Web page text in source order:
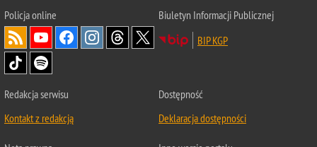
Policjaonline
Biuletyn Informacji Publicznej
BIP KGP
Redakcja serwisu
Kontakt z redakcją
Dostępność
Deklaracja dostępności